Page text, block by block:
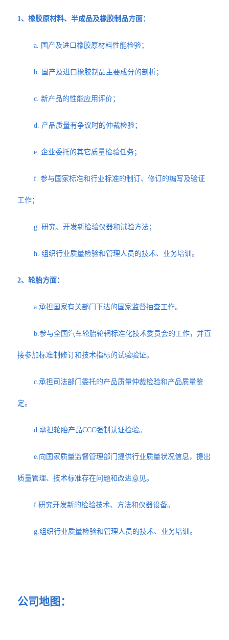
1、橡胶原材料、半成品及橡胶制品方面：
a. 国产及进口橡胶原材料性能检验；
b. 国产及进口橡胶制品主要成分的剖析；
c. 新产品的性能应用评价；
d. 产品质量有争议时的仲裁检验；
e. 企业委托的其它质量检验任务；
f. 参与国家标准和行业标准的制订、修订的编写及验证
工作；
g. 研究、开发新检验仪器和试验方法；
h. 组织行业质量检验和管理人员的技术、业务培训。
2、轮胎方面：
a.承担国家有关部门下达的国家监督抽查工作。
b.参与全国汽车轮胎轮辋标准化技术委员会的工作，并直
接参加标准制修订和技术指标的试验验证。
c.承担司法部门委托的产品质量仲裁检验和产品质量鉴
定。
d.承担轮胎产品CCC强制认证检验。
e.向国家质量监督管理部门提供行业质量状况信息，提出
质量管理、技术标准存在问题和改进意见。
f.研究开发新的检验技术、方法和仪器设备。
g.组织行业质量检验和管理人员的技术、业务培训。
公司地图：